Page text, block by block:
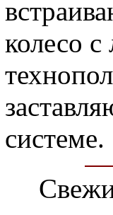
колесо
системе.